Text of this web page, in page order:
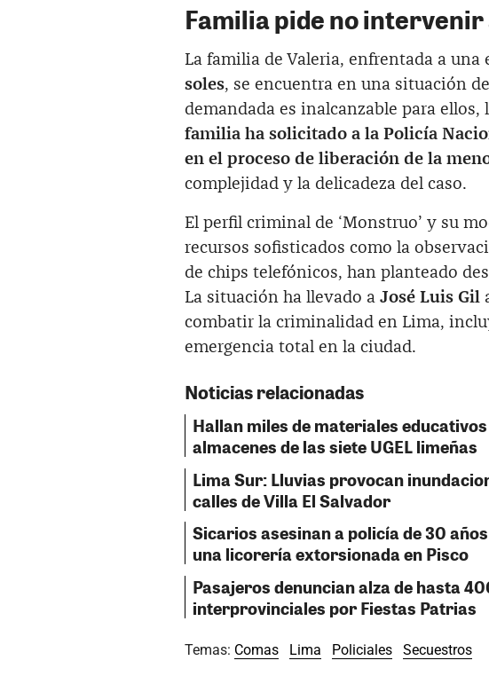
Familia pide no intervenir
La familia de Valeria, enfrentada a una
soles, se encuentra en una situación
demandada es inalcanzable para
familia ha solicitado a la Policía
en el proceso de liberación de la
complejidad y la delicadeza del caso.
El perfil criminal de ‘Monstruo’ y su
recursos sofisticados como la
de chips telefónicos, han planteado
La situación ha llevado a José Luis Gil
combatir la criminalidad en Lima,
emergencia total en la ciudad.
Noticias relacionadas
Hallan miles de materiales
almacenes de las siete UGEL limeñas
Lima Sur: Lluvias provocan
calles de Villa El Salvador
Sicarios asesinan a policía de 30
una licorería extorsionada en Pisco
Pasajeros denuncian alza de hasta
interprovinciales por Fiestas Patrias
Temas: Comas Lima Policiales Secuestros